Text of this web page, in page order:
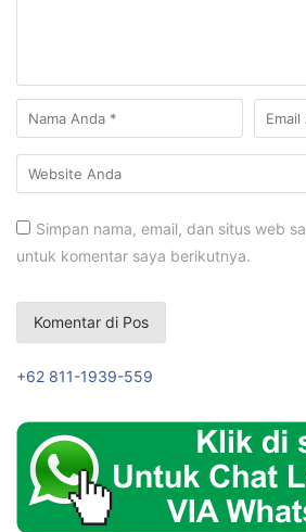
Simpan nama, email, dan situs web
untuk komentar saya berikutnya.
+62 811-1939-559